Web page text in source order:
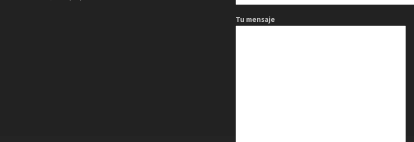
Tu mensaje